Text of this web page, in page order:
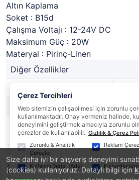
Size daha iyi bir alışveriş deneyimi
(cookies) kullanıyoruz. Detaylı bilgi için
Altın Kaplama
Soket : B15d
Çalışma Voltajı : 12-24V DC
Maksimum Güç : 20W
Materyal : Pirinç-Linen
Diğer Özellikler
Marka
-
Stok Durumu
Bu
Ürün Yorumları
Çerez Tercihleri
Web sitemizin çalışabilmesi için zorunlu
kullanılmaktadır. Onay vermeniz halinde,
deneyimini geliştirmek amacıyla zorunlu
çerezler de kullanılabilir. Gizlilik & Çerez
Zorunlu & Analitik
Çerezler
Reklam
Kullanıcı Verisi (Ads)